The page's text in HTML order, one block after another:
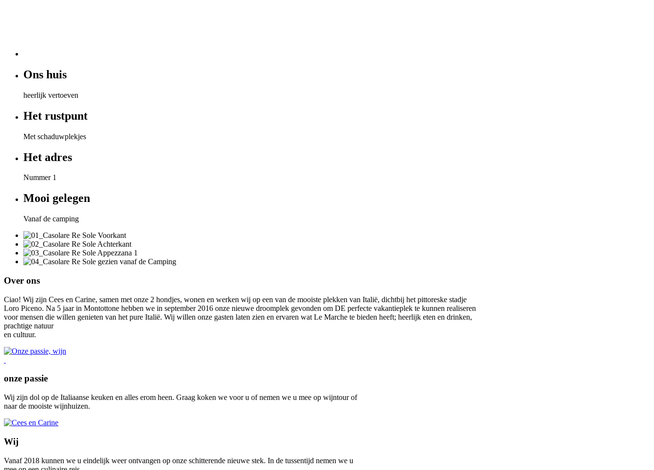
Ons huis
heerlijk vertoeven
Het rustpunt
Met schaduwplekjes
Het adres
Nummer 1
Mooi gelegen
Vanaf de camping
Over ons
Ciao! Wij zijn Cees en Carine, samen met onze 2 hondjes, wonen en werken wij op een van de mooiste plekken van Italië, dichtbij het pittoreske stadje
Loro Piceno. Na 5 jaar in Montottone hebben we in september 2016 onze nieuwe droomplek gevonden om DE perfecte vakantieplek te kunnen realiseren
voor mensen die willen genieten van het pure Italië. Wij willen onze gasten laten zien en ervaren wat Le Marche te bieden heeft; heerlijk eten en drinken,
prachtige natuur
en cultuur.
onze passie
Wij zijn dol op de Italiaanse keuken en alles erom heen. Graag koken we voor u of nemen we u mee op wijntour of
naar de mooiste wijnhuizen.
Wij
Vanaf 2018 kunnen we u eindelijk weer ontvangen op onze schitterende nieuwe stek. In de tussentijd nemen we u